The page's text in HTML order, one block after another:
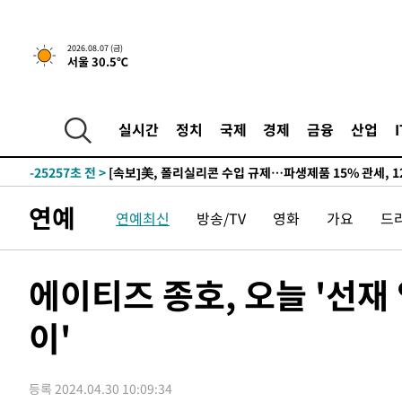
2026.08.07 (금)
서울 30.5℃
실시간 정치 국제 경제 금융 산업
-21108초 전 >[속보] 뉴욕증시, 일제 하락 마감…나스닥 0.06%↓
-31578초 전 >
입추에도 극한더위…서울 낮 39도 '폭염중대경보'
-26542초 전 >
례 큰 폭발음
-25257초 전 > [속보]美, 폴리실리콘 수입 규제…파생제품 15% 관세,
-21108초 전 >
[속보] 뉴욕증시, 일제 하락 마감…나스닥 0.06%↓
-32280초 전 >시리아 다마스쿠스 교외에서 미니버스 폭발.. 14명 부상,
-26542초 전 >이란, 호르무즈서 "적국 목표물들"과 대치로 남부 케슘
례 큰 폭발음
-25257초 전 >
발효
-23408초 전 >
연예 연예최신 방송/TV 영화 가요 드
에이티즈 종호, 오늘 '선
이'
등록 2024.04.30 10:09:34